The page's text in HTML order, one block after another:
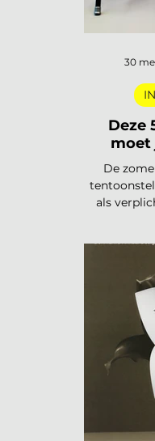
Deze
moet
De
als
bewegen
digitale
marmer
verspreid
30